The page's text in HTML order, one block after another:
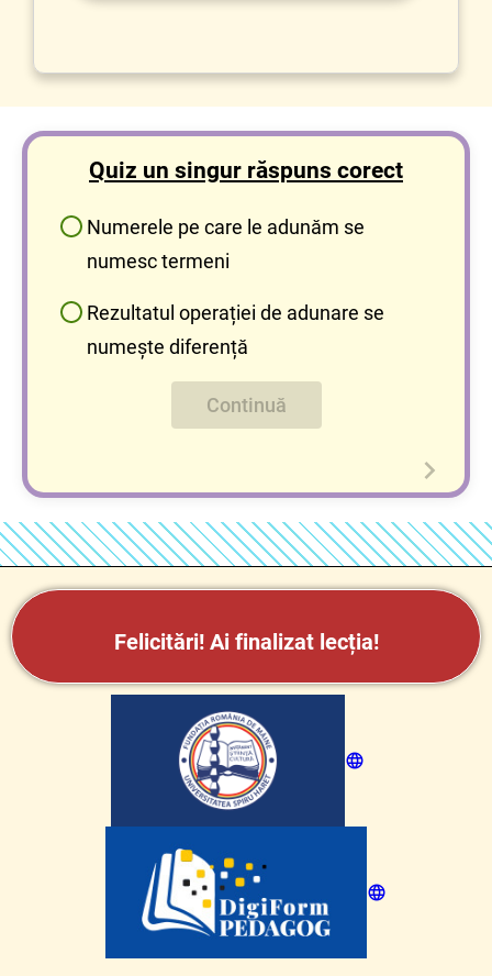
Quiz un singur răspuns corect
Numerele pe care le adunăm se
numesc termeni
Rezultatul operației de adunare se
numește diferență
Continuă
Felicitări! Ai finalizat lecția!